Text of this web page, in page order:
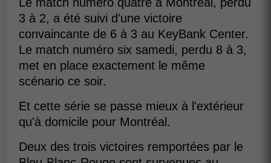
3 à 2, a été suivi d'une victoire
convaincante de 6 à 3 au KeyBank Center.
Le match numéro six samedi, perdu 8 à 3,
met en place exactement le même
scénario ce soir.
Et cette série se passe mieux à l'extérieur
qu'à domicile pour Montréal.
Deux des trois victoires remportées par le